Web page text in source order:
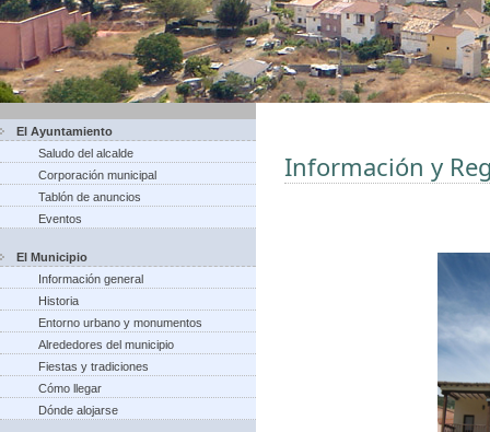
El Ayuntamiento
Saludo del alcalde
Corporación municipal
Tablón de anuncios
Eventos
El Municipio
Información general
Historia
Entorno urbano y monumentos
Alrededores del municipio
Fiestas y tradiciones
Cómo llegar
Dónde alojarse
Información y